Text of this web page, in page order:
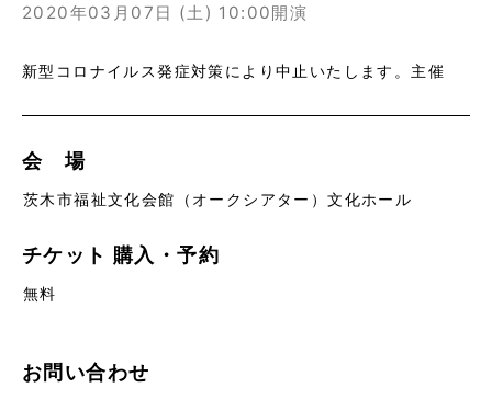
2020年03月07日 (土) 10:00開演
新型コロナイルス発症対策により中止いたします。主催
会 場
茨木市福祉文化会館（オークシアター）文化ホール
チケット 購入・予約
無料
お問い合わせ